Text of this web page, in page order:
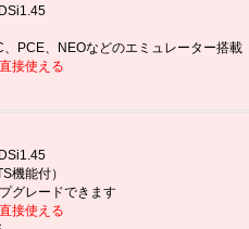
PCE、NEOなどのエミュレーター搭載
接使える
機能付）
グレードできます
接使える